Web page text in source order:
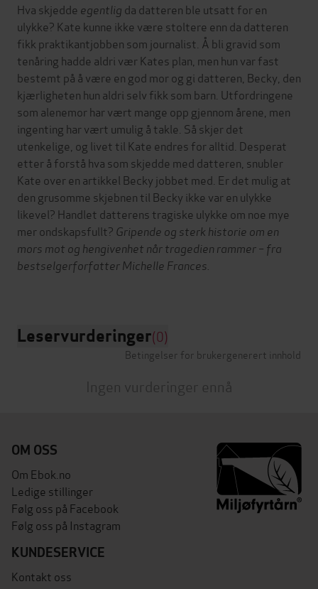
Hva skjedde egentlig da datteren ble utsatt for en
ulykke? Kate kunne ikke være stoltere enn da datteren
fikk praktikantjobben som journalist. Å bli gravid som
tenåring hadde aldri vær Kates plan, men hun var fast
bestemt på å være en god mor og gi datteren, Becky, den
kjærligheten hun aldri selv fikk som barn. Utfordringene
som alenemor har vært mange opp gjennom årene, men
ingenting har vært umulig å takle. Så skjer det
utenkelige, og livet til Kate endres for alltid. Desperat
etter å forstå hva som skjedde med datteren, snubler
Kate over en artikkel Becky jobbet med. Er det mulig at
den grusomme skjebnen til Becky ikke var en ulykke
likevel? Handlet datterens tragiske ulykke om noe mye
mer ondskapsfullt? Gripende og sterk historie om en
mors mot og hengivenhet når tragedien rammer – fra
bestselgerforfatter Michelle Frances.
Leservurderinger(0)
Betingelser for brukergenerert innhold
Ingen vurderinger ennå
OM OSS
Om Ebok.no
Ledige stillinger
Følg oss på Facebook
Følg oss på Instagram
KUNDESERVICE
Kontakt oss